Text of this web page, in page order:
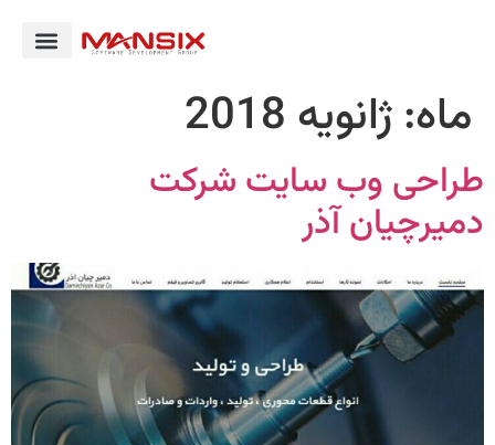
ماه:ژانویه 2018
طراحی وب سایت شرکت
دمیرچیان آذر